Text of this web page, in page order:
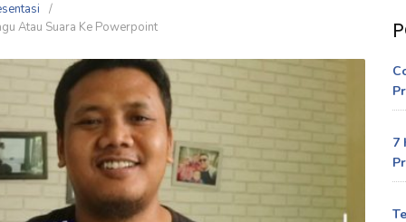
Atau Suara Ke Powerpoint
7